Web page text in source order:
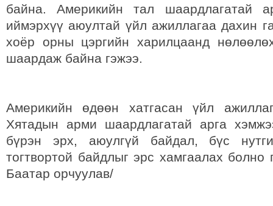
байна. Америкийн тал шаардлагатай
иймэрхүү аюултай үйл ажиллагаа дахин
хоёр орны цэргийн харилцаанд
шаардаж байна гэжээ.
Америкийн өдөөн хатгасан үйл
Хятадын арми шаардлагатай арга
бүрэн эрх, аюулгүй байдал, бүс
тогтвортой байдлыг эрс хамгаалах болно
Баатар орчуулав/